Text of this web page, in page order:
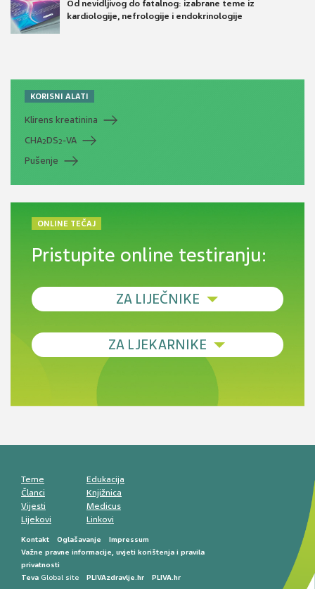
Od nevidljivog do fatalnog: izabrane teme iz
kardiologije, nefrologije i endokrinologije
KORISNI ALATI
Klirens kreatinina
CHA2DS2-VA
Pušenje
ONLINE TEČAJ
Pristupite online testiranju:
ZA LIJEČNIKE
Debljina - od prevencije do personalizirane
Novi pogled na migrenu: komorbiditeti, spolne
razlike i nove terapije
smetnji do rane onkološke dijagnostike
ZA LJEKARNIKE
Antikoagulansi u ljekarničkoj praksi –
Teme
Članci
Vijesti
Lijekovi
Edukacija
Knjižnica
Medicus
Linkovi
Kontakt Oglašavanje
Impressum
Važne pravne informacije, uvjeti korištenja i pravila
privatnosti
Teva Global site PLIVAzdravlje.hr PLIVA.hr